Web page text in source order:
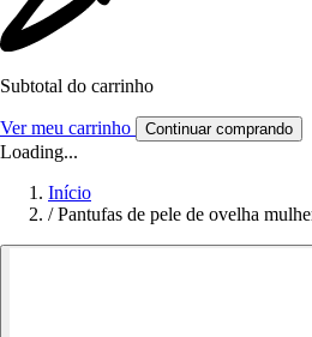
Subtotal do carrinho
Ver meu carrinho Continuar comprando
Loading...
Início
/ Pantufas de pele de ovelha